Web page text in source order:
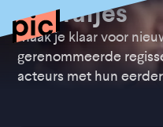
Voorafjes
Maak je klaar voor
gerenommeerde
acteurs met hun